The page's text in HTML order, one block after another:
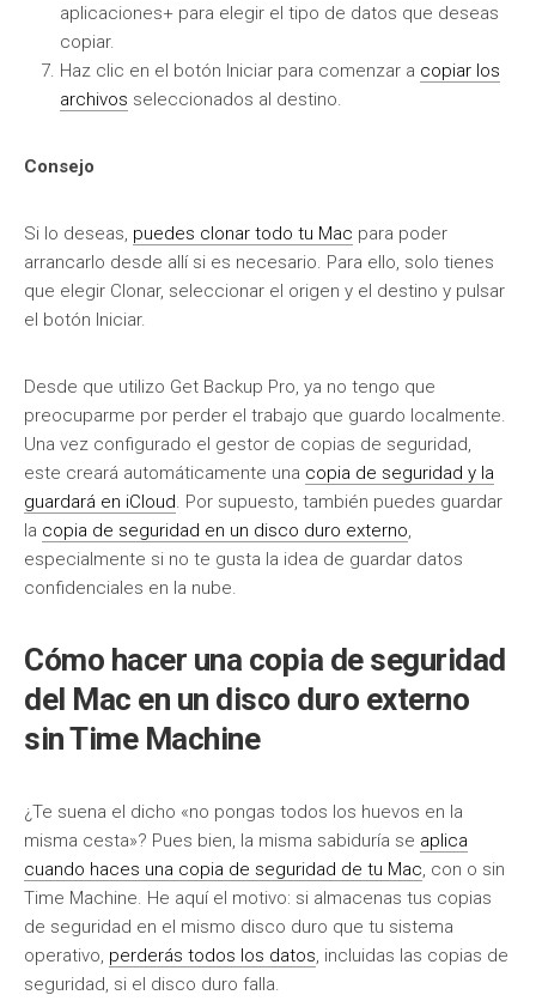
aplicaciones+ para elegir el tipo de datos que deseas
copiar.
Haz clic en el botón Iniciar para comenzar a copiar los
archivos seleccionados al destino.
Consejo
Si lo deseas, puedes clonar todo tu Mac para poder
arrancarlo desde allí si es necesario. Para ello, solo tienes
que elegir Clonar, seleccionar el origen y el destino y pulsar
el botón Iniciar.
Desde que utilizo Get Backup Pro, ya no tengo que
preocuparme por perder el trabajo que guardo localmente.
Una vez configurado el gestor de copias de seguridad,
este creará automáticamente una copia de seguridad y la
guardará en iCloud. Por supuesto, también puedes guardar
la copia de seguridad en un disco duro externo,
especialmente si no te gusta la idea de guardar datos
confidenciales en la nube.
Cómo hacer una copia de seguridad
del Mac en un disco duro externo
sin Time Machine
¿Te suena el dicho «no pongas todos los huevos en la
misma cesta»? Pues bien, la misma sabiduría se aplica
cuando haces una copia de seguridad de tu Mac, con o sin
Time Machine. He aquí el motivo: si almacenas tus copias
de seguridad en el mismo disco duro que tu sistema
operativo, perderás todos los datos, incluidas las copias de
seguridad, si el disco duro falla.